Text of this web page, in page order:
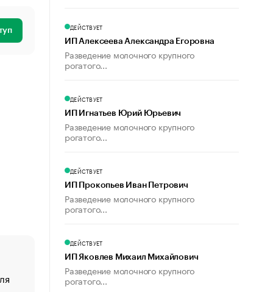
«От спорта тело стареет иначе». Как живет глава
ДЕЙСТВУЕТ
ИП Алексеева Александра Егоровна
Разведение молочного крупного
рогатого...
ДЕЙСТВУЕТ
ИП Игнатьев Юрий Юрьевич
Разведение молочного крупного
рогатого...
ДЕЙСТВУЕТ
ИП Прокопьев Иван Петрович
Разведение молочного крупного
рогатого...
ДЕЙСТВУЕТ
ИП Яковлев Михаил Михайлович
Разведение молочного крупного
рогатого...